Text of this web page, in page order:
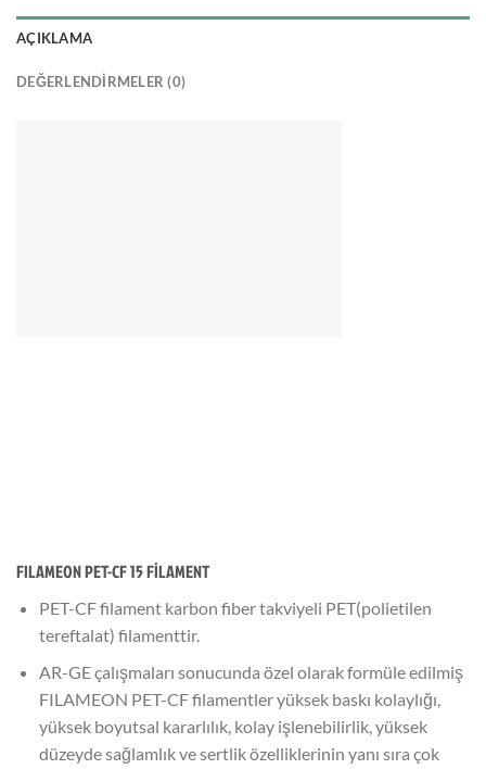
AÇIKLAMA
DEĞERLENDIRMELER (0)
FILAMEON PET-CF 15 FİLAMENT
PET-CF filament karbon fiber takviyeli PET(polietilen
tereftalat) filamenttir.
AR-GE çalışmaları sonucunda özel olarak formüle edilmiş
FILAMEON PET-CF filamentler yüksek baskı kolaylığı,
yüksek boyutsal kararlılık, kolay işlenebilirlik, yüksek
düzeyde sağlamlık ve sertlik özelliklerinin yanı sıra çok